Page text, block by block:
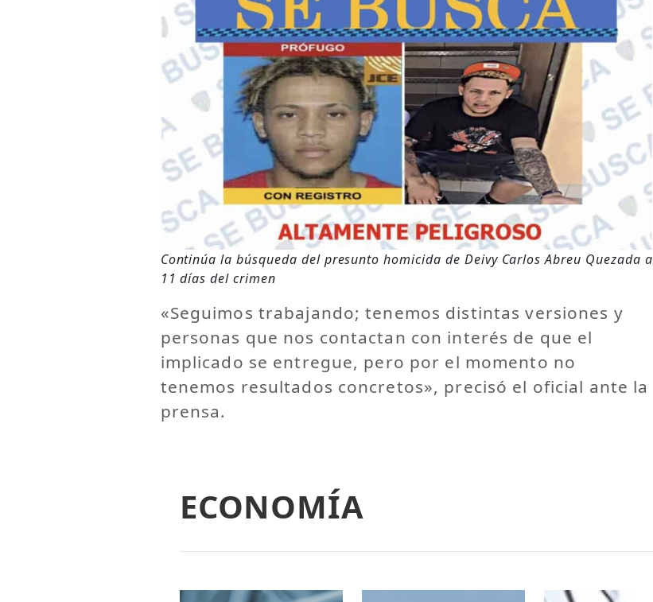
Continúa la búsqueda del presunto homicida de Deivy Carlos Abreu Quezada a
11 días del crimen
«Seguimos trabajando; tenemos distintas versiones y
personas que nos contactan con interés de que el
implicado se entregue, pero por el momento no
tenemos resultados concretos», precisó el oficial ante la
prensa.
ECONOMÍA